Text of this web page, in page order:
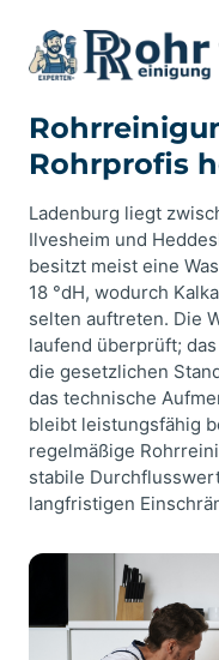
Inhalt
springen
Rohrprofis
Ladenburg liegt
Ilvesheim und
besitzt meist eine
18 °dH, wodurch
selten auftreten. Die
laufend überprüft;
die gesetzlichen
das technische
bleibt leistungsfähig
regelmäßige
stabile
langfristigen